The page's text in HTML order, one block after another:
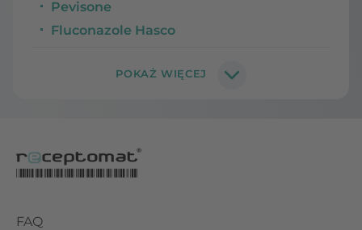
Pevisone
Fluconazole Hasco
FAQ